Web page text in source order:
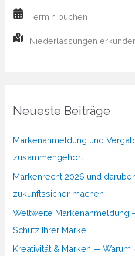
Termin buchen
Niederlassungen
Neueste Beiträge
Markenanmeldung und
zusammengehört
Markenrecht 2026 und
zukunftssicher machen
Weltweite Markenanmeldung
Schutz Ihrer Marke
Kreativität & Marken —